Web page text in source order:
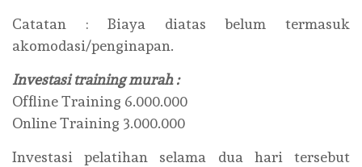
Catatan : Biaya diatas belum termasuk
akomodasi/penginapan.
Investasi training murah :
Offline Training 6.000.000
Online Training 3.000.000
Investasi pelatihan selama dua hari tersebut